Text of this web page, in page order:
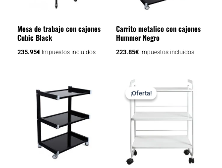
Mesa de trabajo con cajones
Cubic Black
235.95€ Impuestos incluidos
Carrito metalico con cajones
Hummer Negro
223.85€ Impuestos incluidos
¡Oferta!
¡Oferta!
precio
original
era:
precio
es: